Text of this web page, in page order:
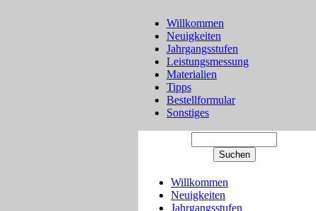
Willkommen
Neuigkeiten
Jahrgangsstufen
Leistungsmessung
Materialien
Tipps
Bestellformular
Sonstiges
Willkommen
Neuigkeiten
Jahrgangsstufen